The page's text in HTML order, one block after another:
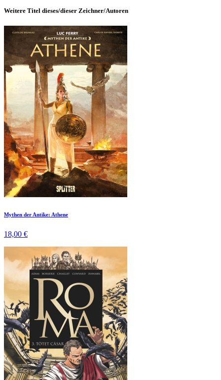
Weitere Titel dieses/dieser Zeichner/Autoren
Mythen der Antike: Athene
18,00 €